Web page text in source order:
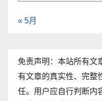
« 5月
免责声明：本站所有文
有文章的真实性、完整
任。用户应自行判断内